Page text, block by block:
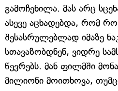
გამოჩენილა. მას არც
ასევე აცხადებდა, რომ
შესასრულებლად იმაზე
სთავაზობდნენ, ვიდრე
წევრებს. მან ფილმში
მილიონი მოითხოვა,